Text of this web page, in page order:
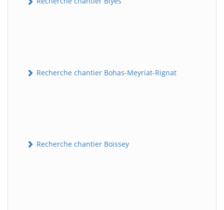
Recherche chantier Bohas-Meyriat-Rignat
Recherche chantier Boissey